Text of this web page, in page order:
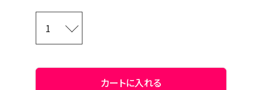
カートに入れる